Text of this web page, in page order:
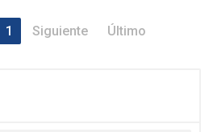
1 Siguiente Último